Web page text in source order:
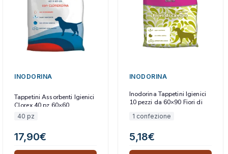
INODORINA
Tappetini Assorbenti Igienici
Clorex 40 pz 60×60
40 pz
17,90€
INODORINA
Inodorina Tappetini Igienici
10 pezzi da 60×90 Fiori di
1 confezione
5,18€